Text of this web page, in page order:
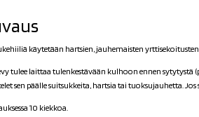
käytetään hartsien, jauhemaisten
tulee laittaa tulenkestävään kulhoon ennen
sen päälle suitsukkeita, hartsia tai tuoksujauhetta.
10 kiekkoa.